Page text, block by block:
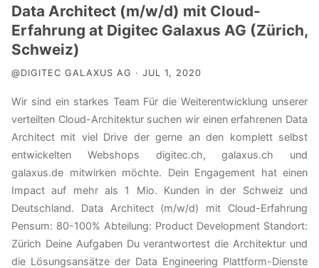
Data Architect (m/w/d) mit Cloud-
Erfahrung at Digitec Galaxus AG (Zürich,
Schweiz)
@DIGITEC GALAXUS AG · JUL 1, 2020
Wir sind ein starkes Team Für die Weiterentwicklung unserer
verteilten Cloud-Architektur suchen wir einen erfahrenen Data
Architect mit viel Drive der gerne an den komplett selbst
entwickelten Webshops digitec.ch, galaxus.ch und
galaxus.de mitwirken möchte. Dein Engagement hat einen
Impact auf mehr als 1 Mio. Kunden in der Schweiz und
Deutschland. Data Architect (m/w/d) mit Cloud-Erfahrung
Pensum: 80-100% Abteilung: Product Development Standort:
Zürich Deine Aufgaben Du verantwortest die Architektur und
die Lösungsansätze der Data Engineering Plattform-Dienste